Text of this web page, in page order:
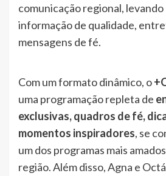
comunicação regional,
informação de qualidade,
mensagens de fé.
Com um formato dinâmico, o
uma programação repleta de
exclusivas, quadros de fé,
momentos inspiradores, se
um dos programas mais
região. Além disso, Agna e